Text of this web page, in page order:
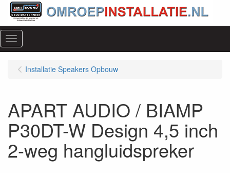
Menu
Installatie Speakers Opbouw
APART AUDIO / BIAMP
P30DT-W Design 4,5 inch
2-weg hangluidspreker